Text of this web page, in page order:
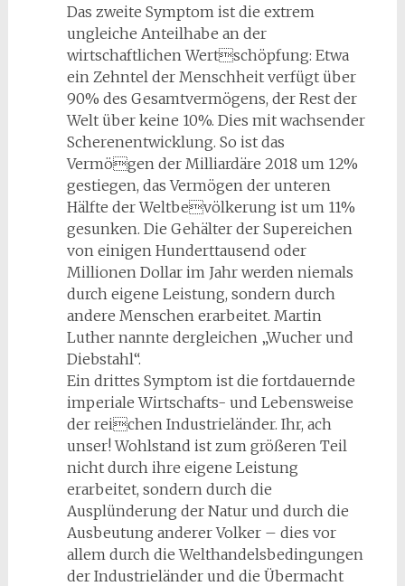
Das zweite Symptom ist die extrem
ungleiche Anteilhabe an der
wirtschaftlichen Wertschöpfung: Etwa
ein Zehntel der Menschheit verfügt über
90% des Gesamtvermögens, der Rest der
Welt über keine 10%. Dies mit wachsender
Scherenentwicklung. So ist das
Vermögen der Milliardäre 2018 um 12%
gestiegen, das Vermögen der unteren
Hälfte der Weltbevölkerung ist um 11%
gesunken. Die Gehälter der Supereichen
von einigen Hunderttausend oder
Millionen Dollar im Jahr werden niemals
durch eigene Leistung, sondern durch
andere Menschen erarbeitet. Martin
Luther nannte dergleichen „Wucher und
Diebstahl“.
Ein drittes Symptom ist die fortdauernde
imperiale Wirtschafts- und Lebensweise
der reichen Industrieländer. Ihr, ach
unser! Wohlstand ist zum größeren Teil
nicht durch ihre eigene Leistung
erarbeitet, sondern durch die
Ausplünderung der Natur und durch die
Ausbeutung anderer Volker – dies vor
allem durch die Welthandelsbedingungen
der Industrieländer und die Übermacht